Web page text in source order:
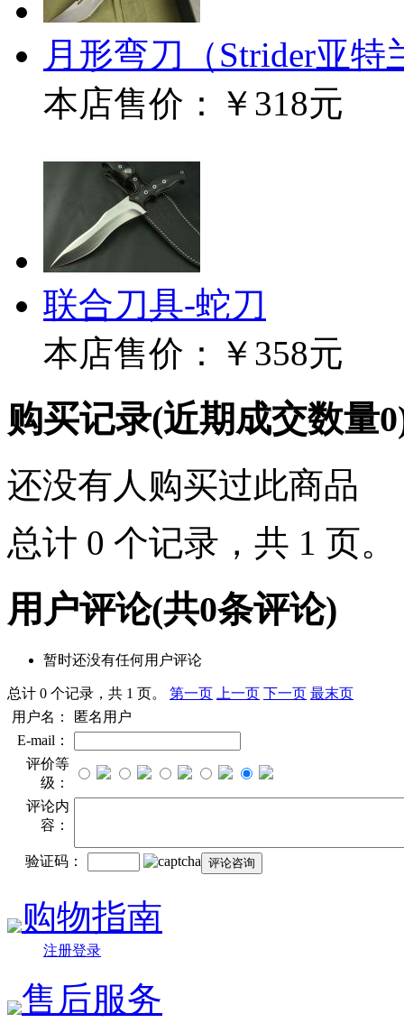
月形弯刀（Strider亚特
本店售价：
￥318元
联合刀具-蛇刀
本店售价：
￥358元
购买记录(近期成交数量0
还没有人购买过此商品
总计 0 个记录，共 1 页。
用户评论(共0条评论)
暂时还没有任何用户评论
总计 0 个记录，共 1 页。 第一页 上一页 下一页 最末页
用户名：
匿名用户
E-mail：
评价等
级：
评论内
容：
验证码：
购物指南
注册登录
售后服务